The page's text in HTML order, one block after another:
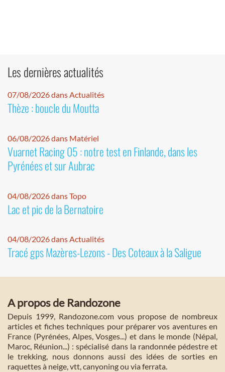
Les dernières actualités
07/08/2026 dans Actualités
Thèze : boucle du Moutta
06/08/2026 dans Matériel
Vuarnet Racing 05 : notre test en Finlande, dans les
Pyrénées et sur Aubrac
04/08/2026 dans Topo
Lac et pic de la Bernatoire
04/08/2026 dans Actualités
Tracé gps Mazères-Lezons - Des Coteaux à la Saligue
A propos de Randozone
Depuis 1999, Randozone.com vous propose de nombreux
articles et fiches techniques pour préparer vos aventures en
France (Pyrénées, Alpes, Vosges...) et dans le monde (Népal,
Maroc, Réunion...) : spécialisé dans la randonnée pédestre et
le trekking, nous donnons aussi des idées de sorties en
raquettes à neige, vtt, canyoning ou via ferrata.